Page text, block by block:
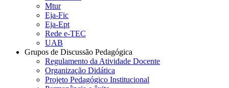
Mtur
Eja-Fic
Eja-Ept
Rede e-TEC
UAB
Grupos de Discussão Pedagógica
Regulamento da Atividade Docente
Organização Didática
Projeto Pedagógico Institucional